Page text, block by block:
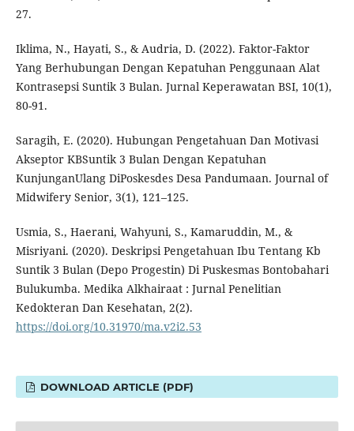
27.
Iklima, N., Hayati, S., & Audria, D. (2022). Faktor-Faktor
Yang Berhubungan Dengan Kepatuhan Penggunaan Alat
Kontrasepsi Suntik 3 Bulan. Jurnal Keperawatan BSI, 10(1),
80-91.
Saragih, E. (2020). Hubungan Pengetahuan Dan Motivasi
Akseptor KBSuntik 3 Bulan Dengan Kepatuhan
KunjunganUlang DiPoskesdes Desa Pandumaan. Journal of
Midwifery Senior, 3(1), 121–125.
Usmia, S., Haerani, Wahyuni, S., Kamaruddin, M., &
Misriyani. (2020). Deskripsi Pengetahuan Ibu Tentang Kb
Suntik 3 Bulan (Depo Progestin) Di Puskesmas Bontobahari
Bulukumba. Medika Alkhairaat : Jurnal Penelitian
Kedokteran Dan Kesehatan, 2(2).
https://doi.org/10.31970/ma.v2i2.53
DOWNLOAD ARTICLE (PDF)